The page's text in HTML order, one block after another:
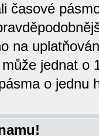
časové
na
jednat o
o jednu